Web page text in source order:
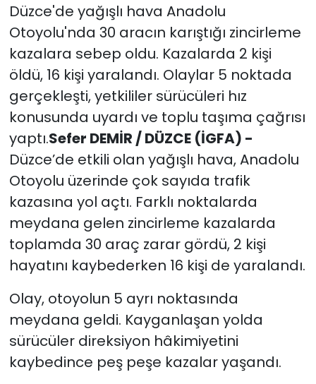
Düzce'de yağışlı hava Anadolu
Otoyolu'nda 30 aracın karıştığı zincirleme
kazalara sebep oldu. Kazalarda 2 kişi
öldü, 16 kişi yaralandı. Olaylar 5 noktada
gerçekleşti, yetkililer sürücüleri hız
konusunda uyardı ve toplu taşıma çağrısı
yaptı.Sefer DEMİR / DÜZCE (İGFA) -
Düzce’de etkili olan yağışlı hava, Anadolu
Otoyolu üzerinde çok sayıda trafik
kazasına yol açtı. Farklı noktalarda
meydana gelen zincirleme kazalarda
toplamda 30 araç zarar gördü, 2 kişi
hayatını kaybederken 16 kişi de yaralandı.
Olay, otoyolun 5 ayrı noktasında
meydana geldi. Kayganlaşan yolda
sürücüler direksiyon hâkimiyetini
kaybedince peş peşe kazalar yaşandı.